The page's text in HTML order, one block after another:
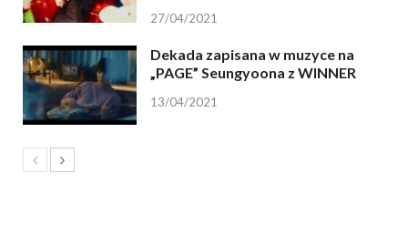
27/04/2021
Dekada zapisana w muzyce na
„PAGE” Seungyoona z WINNER
13/04/2021